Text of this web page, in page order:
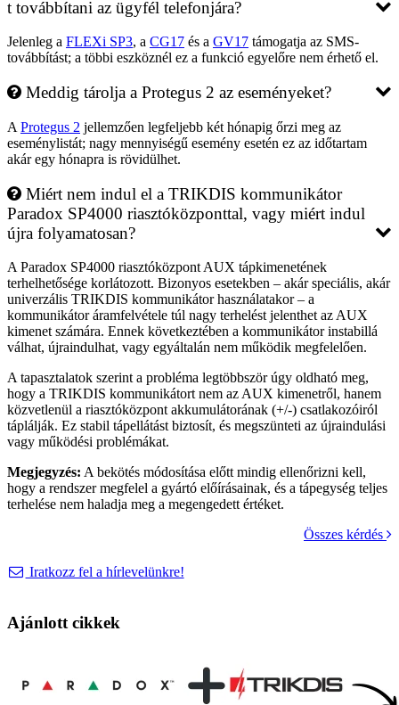
t továbbítani az ügyfél telefonjára?
Jelenleg a FLEXi SP3, a CG17 és a GV17 támogatja az SMS-
továbbítást; a többi eszköznél ez a funkció egyelőre nem érhető el.
Meddig tárolja a Protegus 2 az eseményeket?
A Protegus 2 jellemzően legfeljebb két hónapig őrzi meg az
eseménylistát; nagy mennyiségű esemény esetén ez az időtartam
akár egy hónapra is rövidülhet.
Miért nem indul el a TRIKDIS kommunikátor
Paradox SP4000 riasztóközponttal, vagy miért indul
újra folyamatosan?
A Paradox SP4000 riasztóközpont AUX tápkimenetének
terhelhetősége korlátozott. Bizonyos esetekben – akár speciális, akár
univerzális TRIKDIS kommunikátor használatakor – a
kommunikátor áramfelvétele túl nagy terhelést jelenthet az AUX
kimenet számára. Ennek következtében a kommunikátor instabillá
válhat, újraindulhat, vagy egyáltalán nem működik megfelelően.
A tapasztalatok szerint a probléma legtöbbször úgy oldható meg,
hogy a TRIKDIS kommunikátort nem az AUX kimenetről, hanem
közvetlenül a riasztóközpont akkumulátorának (+/-) csatlakozóiról
táplálják. Ez stabil tápellátást biztosít, és megszünteti az újraindulási
vagy működési problémákat.
Megjegyzés: A bekötés módosítása előtt mindig ellenőrizni kell,
hogy a rendszer megfelel a gyártó előírásainak, és a tápegység teljes
terhelése nem haladja meg a megengedett értéket.
Összes kérdés
Iratkozz fel a hírlevelünkre!
Ajánlott cikkek